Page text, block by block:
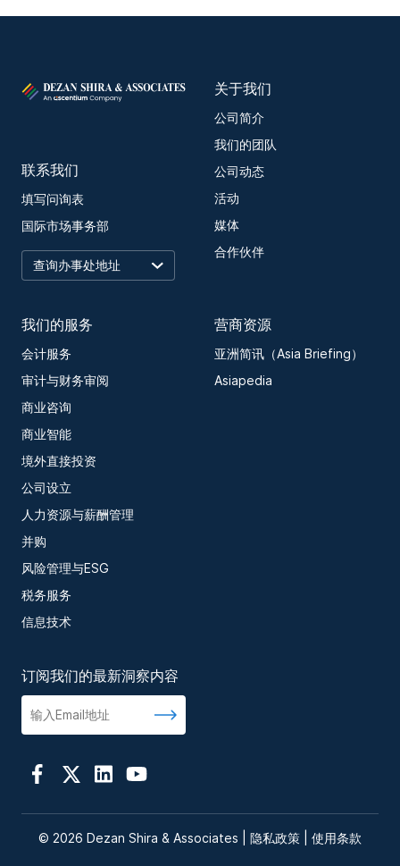
联系我们
填写问询表
国际市场事务部
关于我们
公司简介
我们的团队
公司动态
活动
媒体
合作伙伴
我们的服务
会计服务
审计与财务审阅
商业咨询
商业智能
境外直接投资
公司设立
人力资源与薪酬管理
并购
风险管理与ESG
税务服务
信息技术
营商资源
亚洲简讯（Asia Briefing）
Asiapedia
订阅我们的最新洞察内容
© 2026 Dezan Shira & Associates | 隐私政策 使用条款